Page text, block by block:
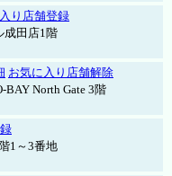
り店舗登録
成田店1階
お気に入り店舗解除
North Gate 3階
1～3番地